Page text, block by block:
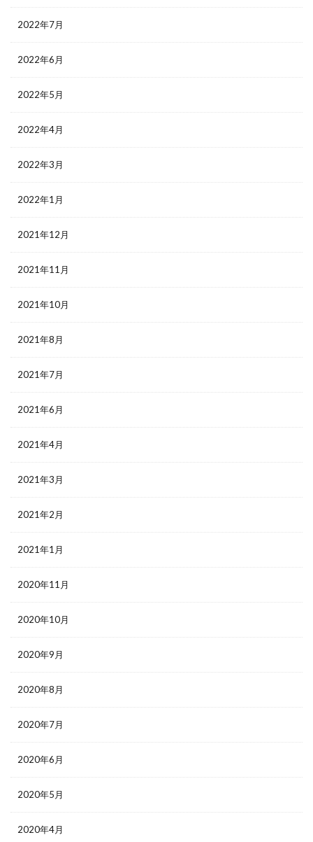
2022年7月
2022年6月
2022年5月
2022年4月
2022年3月
2022年1月
2021年12月
2021年11月
2021年10月
2021年8月
2021年7月
2021年6月
2021年4月
2021年3月
2021年2月
2021年1月
2020年11月
2020年10月
2020年9月
2020年8月
2020年7月
2020年6月
2020年5月
2020年4月